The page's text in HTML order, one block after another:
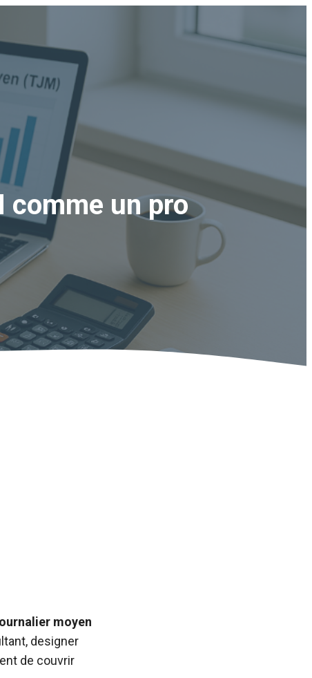
comme un pro
moyen
designer
de couvrir